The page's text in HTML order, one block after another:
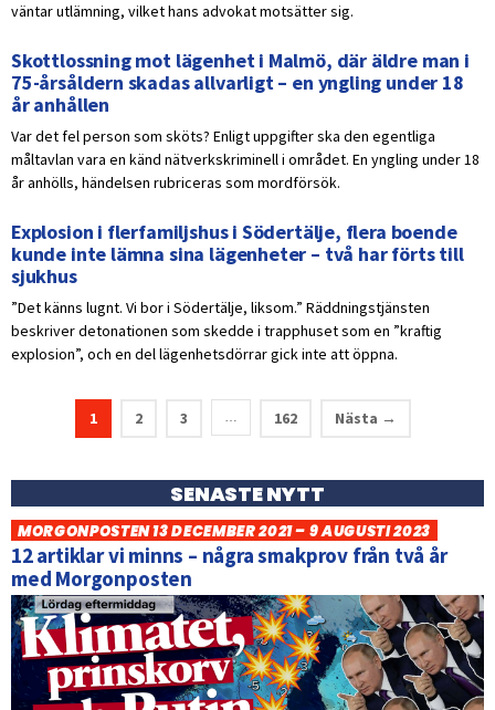
väntar utlämning, vilket hans advokat motsätter sig.
Skottlossning mot lägenhet i Malmö, där äldre man i
75-årsåldern skadas allvarligt – en yngling under 18
år anhållen
Var det fel person som sköts? Enligt uppgifter ska den egentliga
måltavlan vara en känd nätverkskriminell i området. En yngling under 18
år anhölls, händelsen rubriceras som mordförsök.
Explosion i flerfamiljshus i Södertälje, flera boende
kunde inte lämna sina lägenheter – två har förts till
sjukhus
”Det känns lugnt. Vi bor i Södertälje, liksom.” Räddningstjänsten
beskriver detonationen som skedde i trapphuset som en ”kraftig
explosion”, och en del lägenhetsdörrar gick inte att öppna.
1 2 3 … 162 Nästa →
SENASTE NYTT
MORGONPOSTEN 13 DECEMBER 2021 – 9 AUGUSTI 2023
12 artiklar vi minns – några smakprov från två år
med Morgonposten